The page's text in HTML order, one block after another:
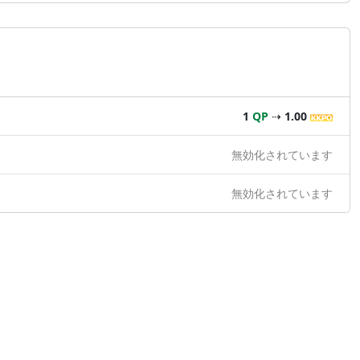
1 QP ⇢ 1.00
無効化されています
無効化されています